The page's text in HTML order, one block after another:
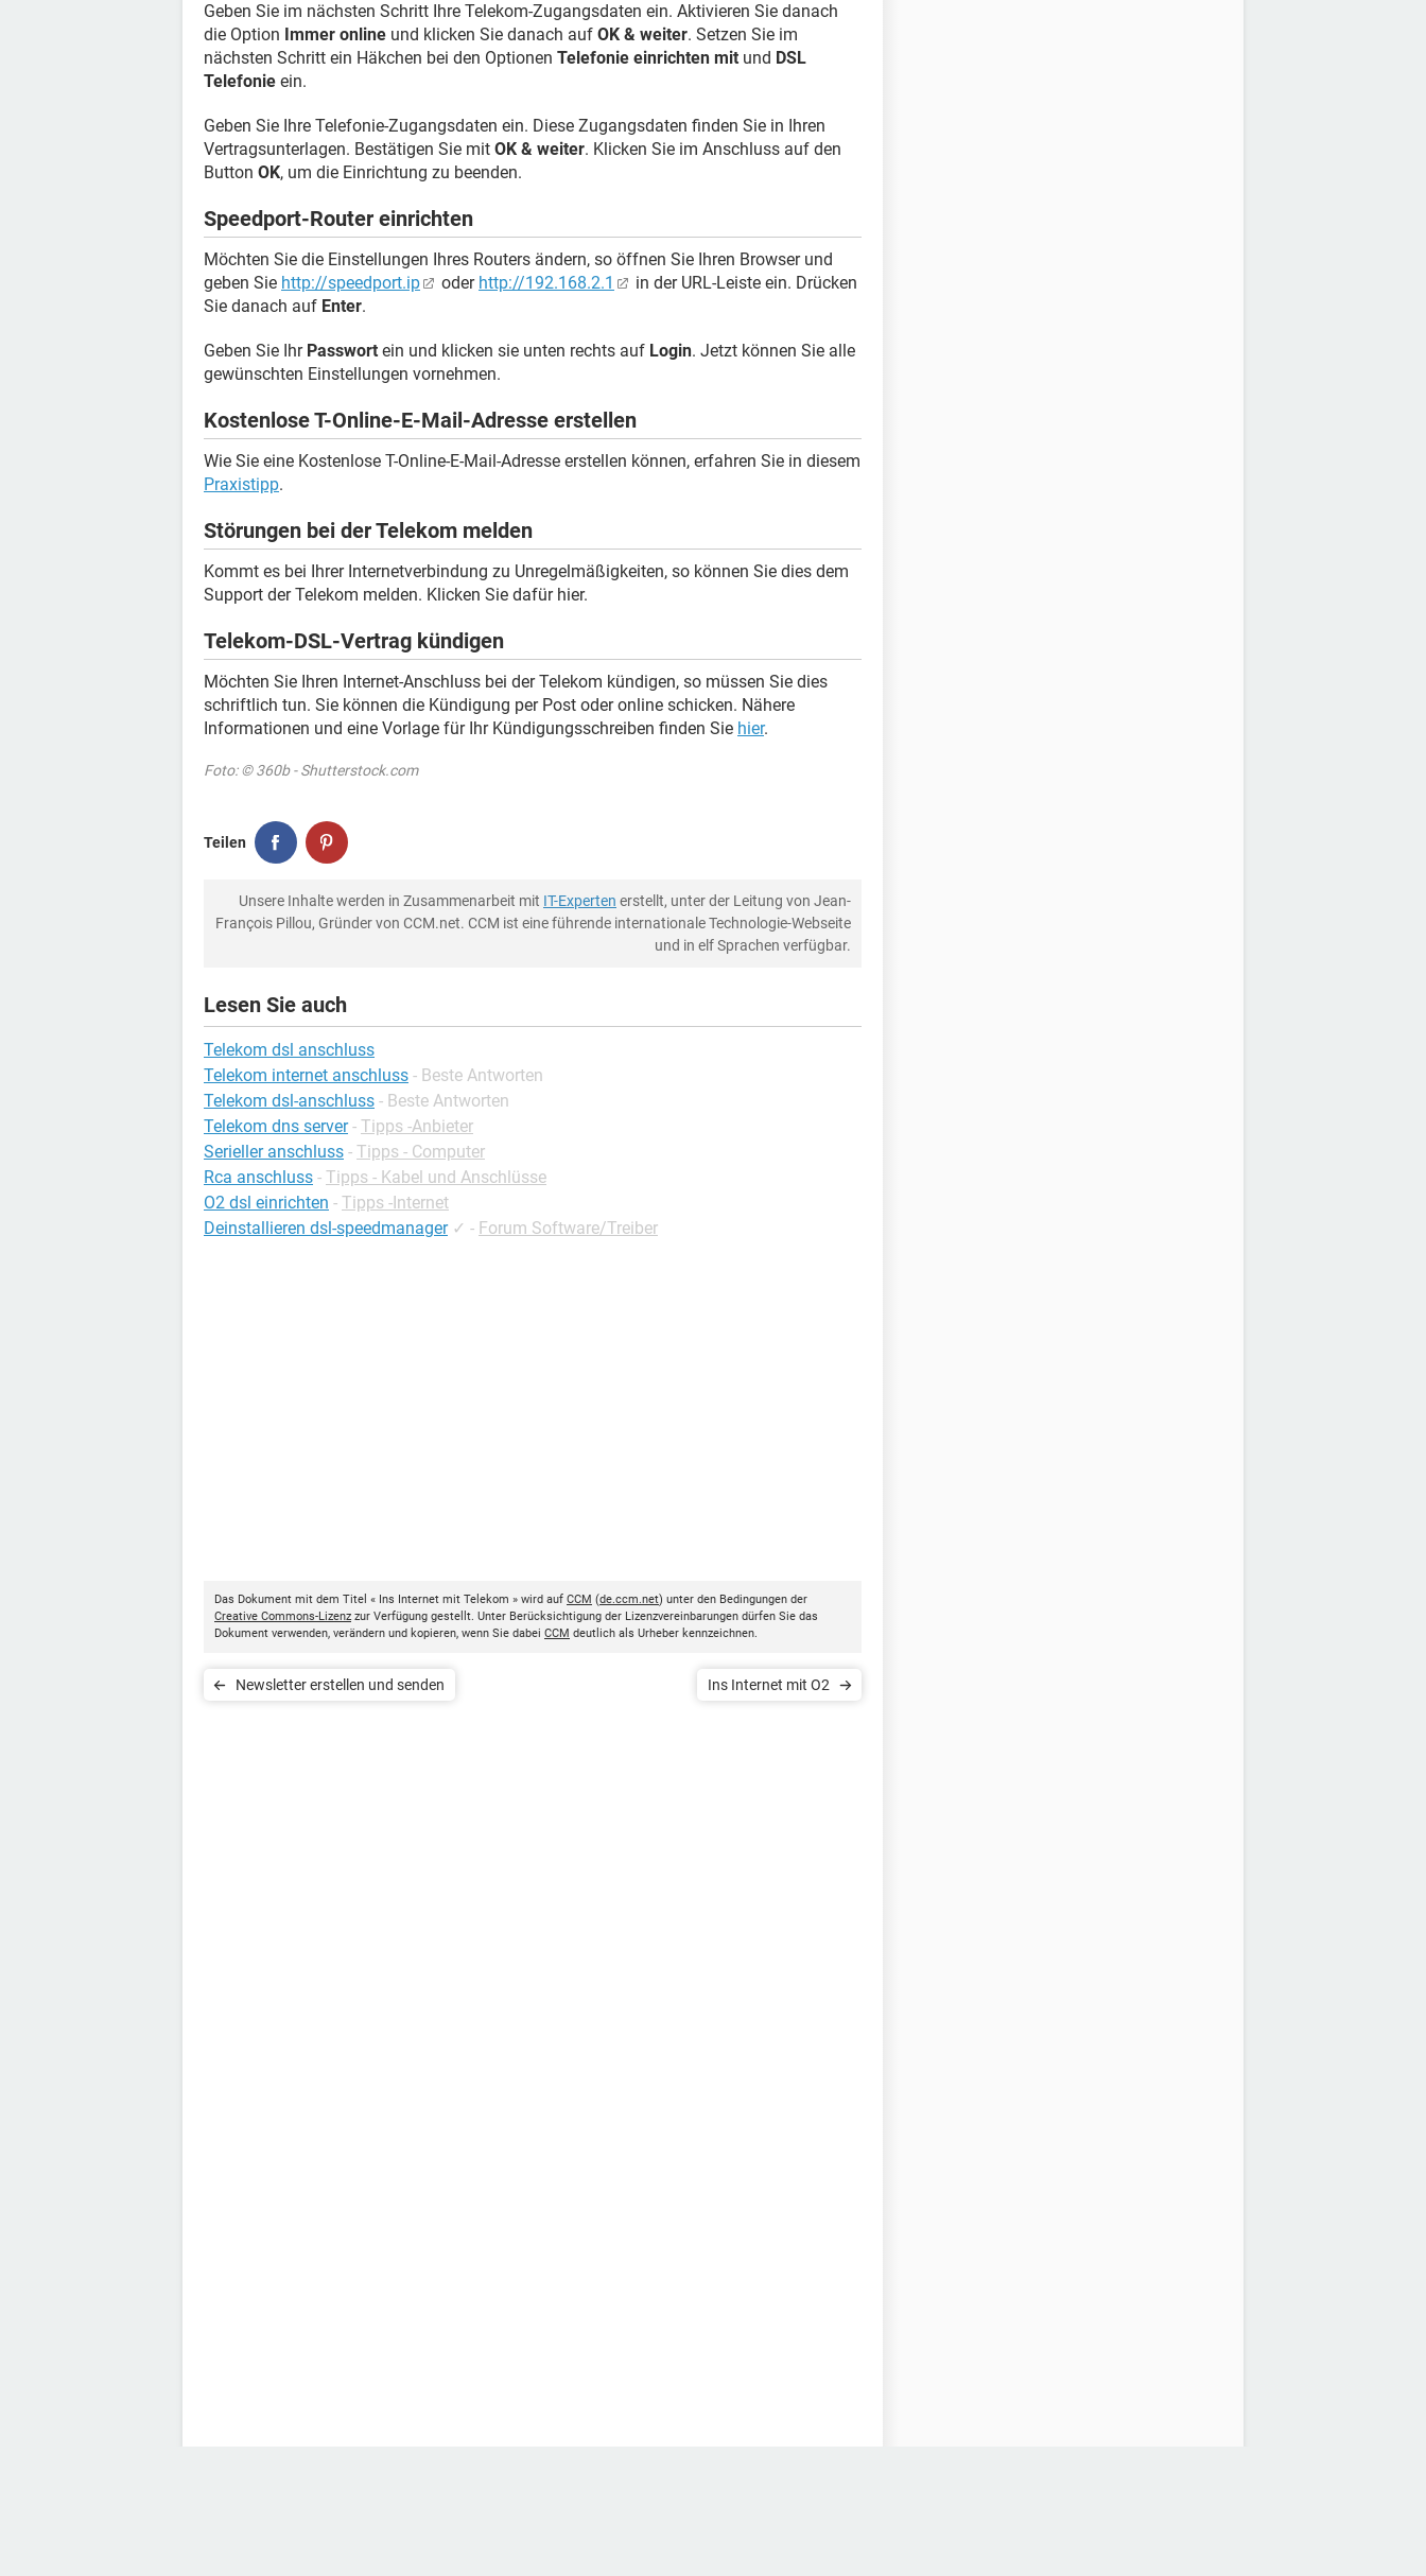
Geben Sie im nächsten Schritt Ihre Telekom-Zugangsdaten ein. Aktivieren Sie danach
die Option Immer online und klicken Sie danach auf OK & weiter. Setzen Sie im
nächsten Schritt ein Häkchen bei den Optionen Telefonie einrichten mit und DSL
Telefonie ein.
Geben Sie Ihre Telefonie-Zugangsdaten ein. Diese Zugangsdaten finden Sie in Ihren
Vertragsunterlagen. Bestätigen Sie mit OK & weiter. Klicken Sie im Anschluss auf den
Button OK, um die Einrichtung zu beenden.
Speedport-Router einrichten
Möchten Sie die Einstellungen Ihres Routers ändern, so öffnen Sie Ihren Browser und
geben Sie http://speedport.ip oder http://192.168.2.1
in der URL-Leiste ein. Drücken
Sie danach auf Enter.
Geben Sie Ihr Passwort ein und klicken sie unten rechts auf Login. Jetzt können Sie alle
gewünschten Einstellungen vornehmen.
Kostenlose T-Online-E-Mail-Adresse erstellen
Wie Sie eine Kostenlose T-Online-E-Mail-Adresse erstellen können, erfahren Sie in diesem
Praxistipp.
Störungen bei der Telekom melden
Kommt es bei Ihrer Internetverbindung zu Unregelmäßigkeiten, so können Sie dies dem
Support der Telekom melden. Klicken Sie dafür hier.
Telekom-DSL-Vertrag kündigen
Möchten Sie Ihren Internet-Anschluss bei der Telekom kündigen, so müssen Sie dies
schriftlich tun. Sie können die Kündigung per Post oder online schicken. Nähere
Informationen und eine Vorlage für Ihr Kündigungsschreiben finden Sie hier.
Foto: © 360b - Shutterstock.com
Teilen
Unsere Inhalte werden in Zusammenarbeit mit IT-Experten erstellt, unter der Leitung von Jean-
François Pillou, Gründer von CCM.net. CCM ist eine führende internationale Technologie-Webseite
und in elf Sprachen verfügbar.
Lesen Sie auch
Telekom dsl anschluss
Telekom internet anschluss - Beste Antworten
Telekom dsl-anschluss - Beste Antworten
Telekom dns server - Tipps -Anbieter
Serieller anschluss - Tipps - Computer
Rca anschluss - Tipps - Kabel und Anschlüsse
O2 dsl einrichten - Tipps -Internet
Deinstallieren dsl-speedmanager ✓ - Forum Software/Treiber
Das Dokument mit dem Titel « Ins Internet mit Telekom » wird auf CCM (de.ccm.net) unter den Bedingungen der
Creative Commons-Lizenz zur Verfügung gestellt. Unter Berücksichtigung der Lizenzvereinbarungen dürfen Sie das
Dokument verwenden, verändern und kopieren, wenn Sie dabei CCM deutlich als Urheber kennzeichnen.
Newsletter erstellen und senden Ins Internet mit O2